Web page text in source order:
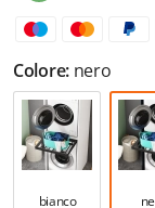
Colore: nero
bianco